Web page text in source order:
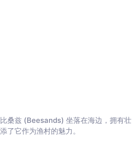
桑兹 (Beesands) 坐落在海边，拥有壮
了它作为渔村的魅力。